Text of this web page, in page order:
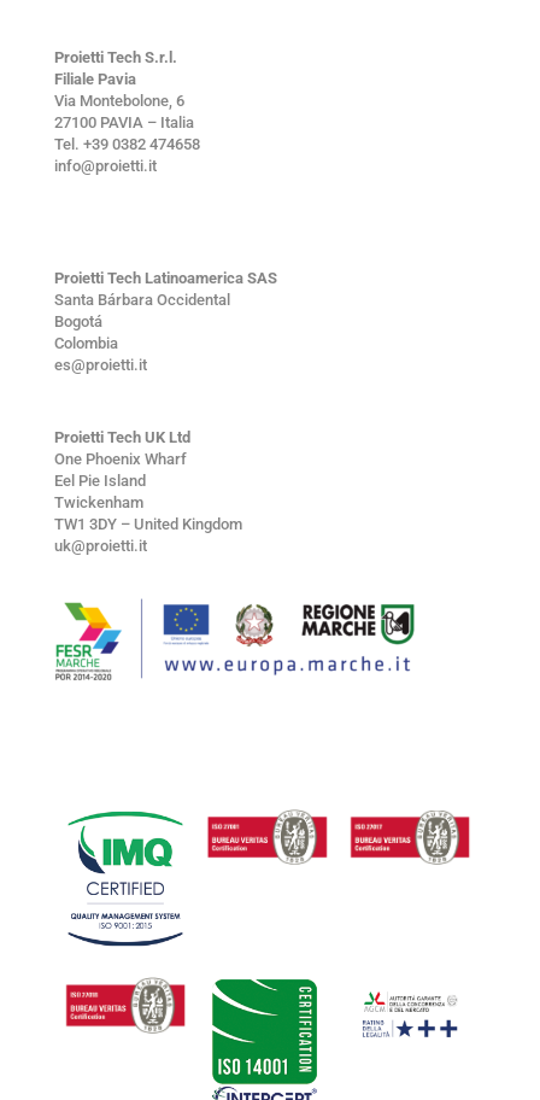
Proietti Tech S.r.l.
Filiale Pavia
Via Montebolone, 6
27100 PAVIA – Italia
Tel. +39 0382 474658
info@proietti.it
Proietti Tech Latinoamerica SAS
Santa Bárbara Occidental
Bogotá
Colombia
es@proietti.it
Proietti Tech UK Ltd
One Phoenix Wharf
Eel Pie Island
Twickenham
TW1 3DY – United Kingdom
uk@proietti.it